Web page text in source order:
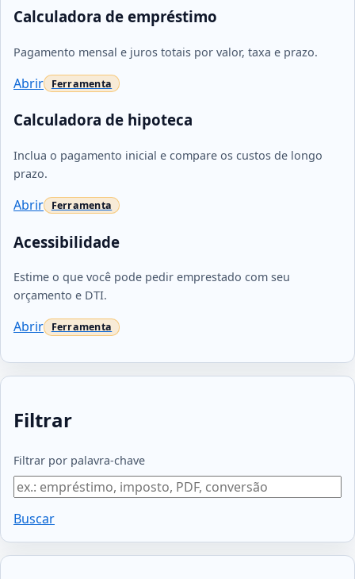
Calculadora de empréstimo
Pagamento mensal e juros totais por valor, taxa e prazo.
Abrir
Calculadora de hipoteca
Inclua o pagamento inicial e compare os custos de longo
prazo.
Abrir
Acessibilidade
Estime o que você pode pedir emprestado com seu
orçamento e DTI.
Abrir
Filtrar
Filtrar por palavra‑chave
Buscar